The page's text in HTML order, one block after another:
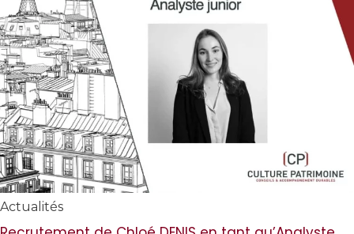
Actualités